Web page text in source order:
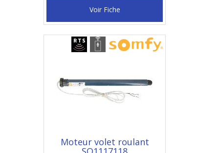
Voir Fiche
Moteur volet roulant